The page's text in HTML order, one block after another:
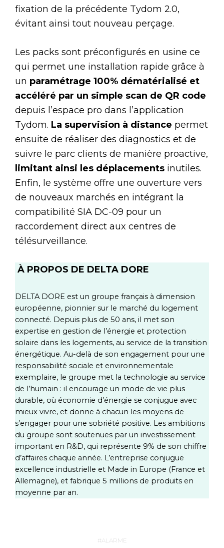
fixation de la précédente Tydom 2.0,
évitant ainsi tout nouveau perçage.
Les packs sont préconfigurés en usine ce
qui permet une installation rapide grâce à
un paramétrage 100% dématérialisé et
accéléré par un simple scan de QR code
depuis l’espace pro dans l’application
Tydom. La supervision à distance permet
ensuite de réaliser des diagnostics et de
suivre le parc clients de manière proactive,
limitant ainsi les déplacements inutiles.
Enfin, le système offre une ouverture vers
de nouveaux marchés en intégrant la
compatibilité SIA DC-09 pour un
raccordement direct aux centres de
télésurveillance.
À PROPOS DE DELTA DORE
DELTA DORE est un groupe français à dimension
européenne, pionnier sur le marché du logement
connecté. Depuis plus de 50 ans, il met son
expertise en gestion de l’énergie et protection
solaire dans les logements, au service de la transition
énergétique. Au-delà de son engagement pour une
responsabilité sociale et environnementale
exemplaire, le groupe met la technologie au service
de l’humain : il encourage un mode de vie plus
durable, où économie d’énergie se conjugue avec
mieux vivre, et donne à chacun les moyens de
s’engager pour une sobriété positive. Les ambitions
du groupe sont soutenues par un investissement
important en R&D, qui représente 9% de son chiffre
d’affaires chaque année. L’entreprise conjugue
excellence industrielle et Made in Europe (France et
Allemagne), et fabrique 5 millions de produits en
moyenne par an.
ALARME